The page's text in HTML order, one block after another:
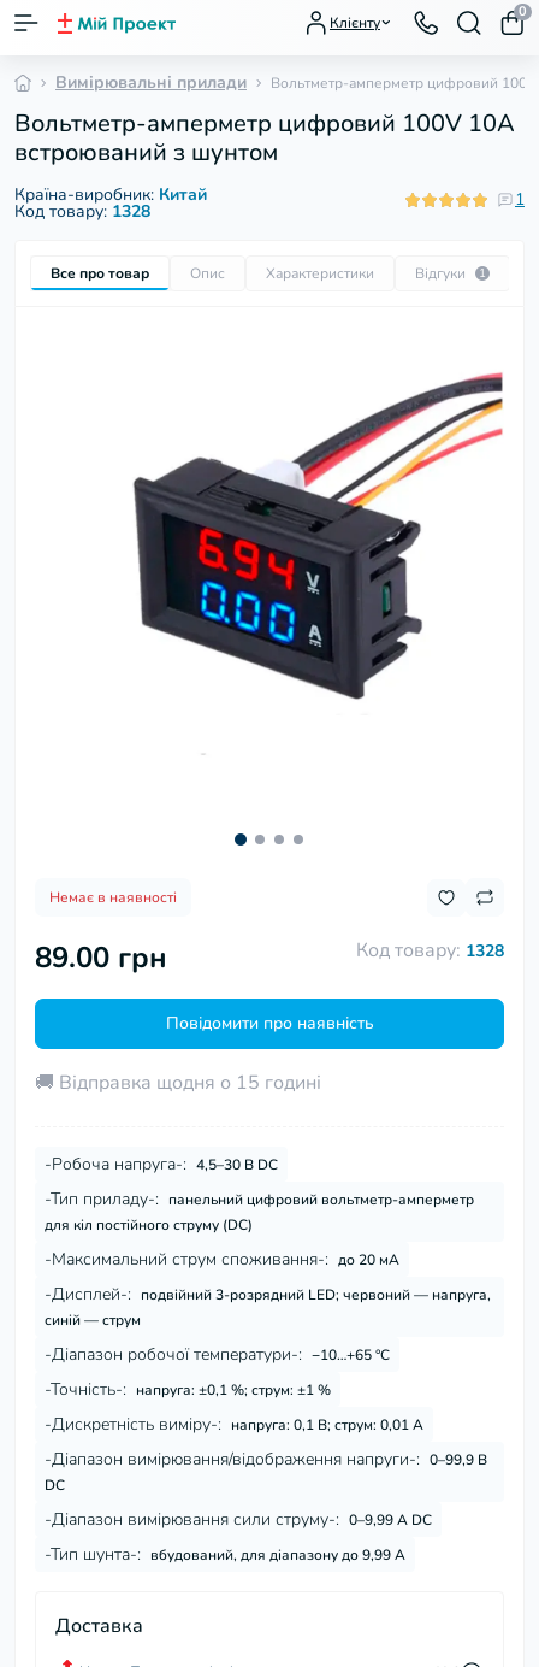
Клієнту
0
Вимірювальні прилади Вольтметр-амперметр цифровий
Вольтметр-амперметр цифровий 100V 10A
встроюваний з шунтом
Країна-виробник: Китай
Код товару: 1328
1
Все про товар Опис Характеристики Відгуки 1
Немає в наявності
Код товару: 1328
89.00 грн
Повідомити про наявність
🚚 Відправка щодня о 15 годині
-Робоча напруга-: 4,5–30 В DC
-Тип приладу-:
панельний цифровий вольтметр-амперметр
для кіл постійного струму (DC)
-Максимальний струм споживання-: до 20 мА
-Дисплей-:
подвійний 3-розрядний LED; червоний — напруга,
синій — струм
-Діапазон робочої температури-: −10…+65 °C
-Точність-: напруга: ±0,1 %; струм: ±1 %
-Дискретність виміру-: напруга: 0,1 В; струм: 0,01 А
-Діапазон вимірювання/відображення напруги-: 0–99,9 В
DC
-Діапазон вимірювання сили струму-: 0–9,99 А DC
-Тип шунта-: вбудований, для діапазону до 9,99 А
Доставка